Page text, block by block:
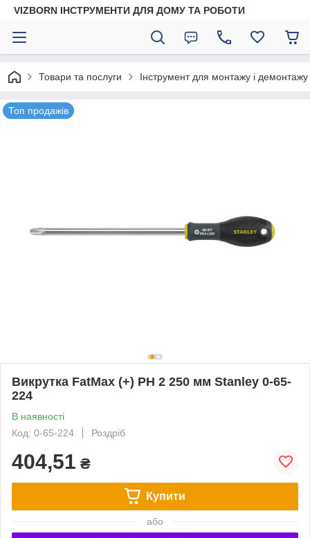
VIZBORN ІНСТРУМЕНТИ ДЛЯ ДОМУ ТА РОБОТИ
Товари та послуги Інструмент для монтажу і демонтажу
Топ продажів
Викрутка FatMax (+) PH 2 250 мм Stanley 0-65-
224
В наявності
Код: 0-65-224
Роздріб
404,51 ₴
Купити
або